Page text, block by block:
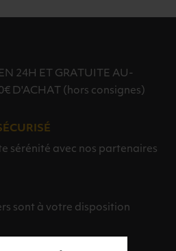
24H ET GRATUITE AU-
D'ACHAT (hors consignes)
sérénité avec nos partenaires
sont à votre disposition